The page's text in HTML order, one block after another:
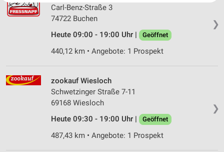
❯
Carl-Benz-Straße 3
74722 Buchen
Heute 09:00 - 19:00 Uhr |
Geöffnet
440,12 km • Angebote: 1 Prospekt
❯
zookauf Wiesloch
Schwetzinger Straße 7-11
69168 Wiesloch
Heute 09:30 - 19:00 Uhr |
Geöffnet
487,43 km • Angebote: 1 Prospekt
Website/App.
Partnerliste anzeigen (1 IAB-Anbieter)
Wir nutzen Ihre Daten für folgende Zwecke:
Verwendung reduzierter Daten zur Auswahl von
Werbeanzeigen
Erstellung von Profilen für personalisierte